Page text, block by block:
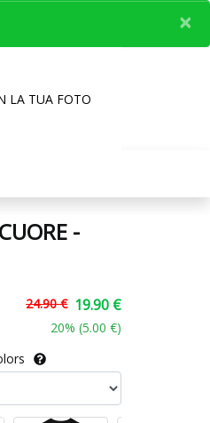
×
LA TUA FOTO
-
24.90 € 19.90 €
20% (5.00 €)